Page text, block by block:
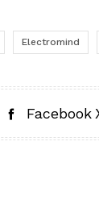
Electromind
Facebook